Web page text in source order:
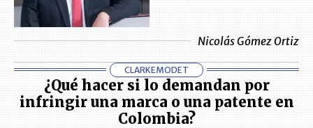
Nicolás Gómez Ortiz
CLARKEMODET
¿Qué hacer si lo demandan por
infringir una marca o una patente en
Colombia?